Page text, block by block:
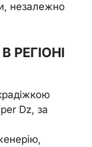
незалежно
РЕГІОНІ
Dz, за